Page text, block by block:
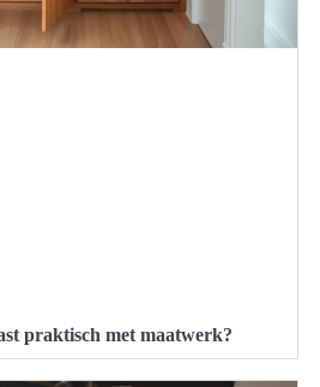
praktisch met maatwerk?